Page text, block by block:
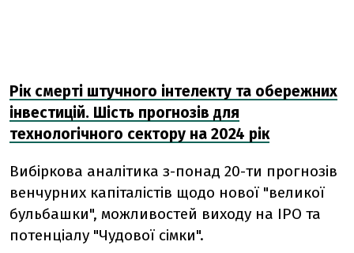
Рік смерті штучного інтелекту та обережних
інвестицій. Шість прогнозів для
технологічного сектору на 2024 рік
Вибіркова аналітика з-понад 20-ти прогнозів
венчурних капіталістів щодо нової "великої
бульбашки", можливостей виходу на IPO та
потенціалу "Чудової сімки".